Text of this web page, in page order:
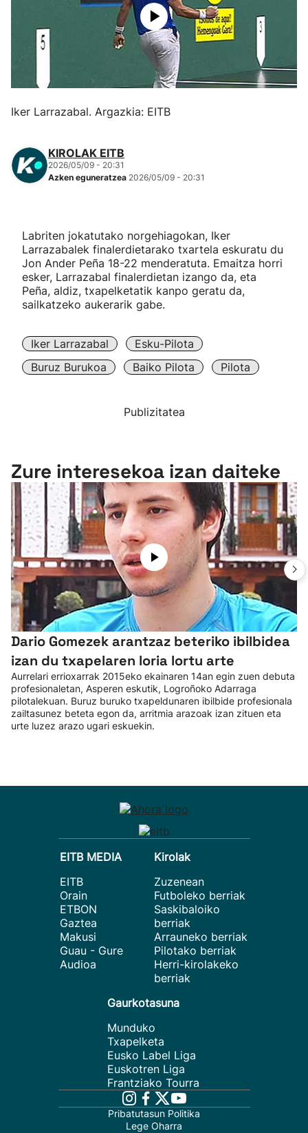
Mendi-lasterketak
"Helmuga"
Iker Larrazabal. Argazkia: EITB
KIROLAK EITB
2026/05/09 - 20:31
Azken eguneratzea 2026/05/09 - 20:31
Labriten jokatutako norgehiagokan, Iker
Larrazabalek finalerdietarako txartela eskuratu du
Jon Ander Peña 18-22 menderatuta. Emaitza horri
esker, Larrazabal finalerdietan izango da, eta
Peña, aldiz, txapelketatik kanpo geratu da,
sailkatzeko aukerarik gabe.
Iker Larrazabal
Esku-Pilota
Buruz Burukoa
Baiko Pilota Pilota
Publizitatea
Zure interesekoa izan daiteke
Dario Gomezek arantzaz beteriko ibilbidea
izan du txapelaren loria lortu arte
Aurrelari errioxarrak 2015eko ekainaren 14an egin zuen debuta
profesionaletan, Asperen eskutik, Logroñoko Adarraga
pilotalekuan. Buruz buruko txapeldunaren ibilbide profesionala
zailtasunez beteta egon da, arritmia arazoak izan zituen eta
urte luzez arazo ugari eskuekin.
EITB MEDIA
EITB
Orain
ETBON
Gaztea
Makusi
Guau - Gure
Audioa
Kirolak
Zuzenean
Futboleko berriak
Saskibaloiko
berriak
Arrauneko berriak
Pilotako berriak
Herri-kirolakeko
berriak
Gaurkotasuna
Munduko
Txapelketa
Eusko Label Liga
Euskotren Liga
Frantziako Tourra
Pribatutasun Politika
Lege Oharra